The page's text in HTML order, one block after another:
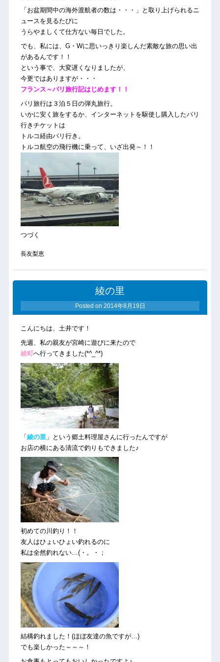
「お盆期間中の海外渡航者の数は・・・」と取り上げられるニ
ュースを見るたびに
うらやましくて仕方ない毎日でした。
でも、私には、G・Wに思いっきり楽しんだ素敵な旅の思い出
があるんです！！
という事で、大変遅くなりましたが、
今更ではありますが・・・
フランス～パリ旅行記はじめます！！
パリ旅行は３泊５日の弾丸旅行。
いかに安く旅をするか、インターネットを駆使し購入したパリ
行きチケットは
トルコ経由パリ行き。
トルコ航空の飛行機に乗って、いざ出発～！！
つづく
長友梨恵
綾の里
Posted on 2014年8月19日
こんにちは、土井です！
先週、私の親友が宮崎に遊びに来たので
綾町へ行ってきました(*^_^*)
「 綾の里 」という郷土料理屋さんに行ったんですが
お店の横にある清流で釣りもできました♪
初めての川釣り！！
友人はひょいひょい釣れるのに
私は全然釣れない…(・。・；
結構釣れました！(ほぼ友達の魚ですが…)
でも楽しかった～～～！